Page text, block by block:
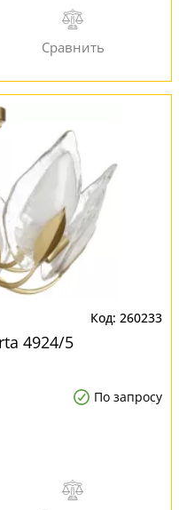
260233
4924/5
По запросу